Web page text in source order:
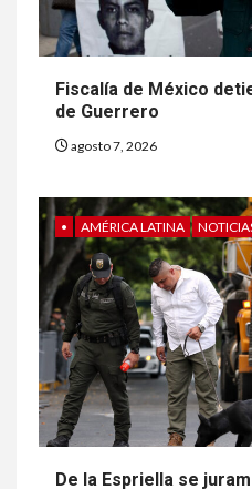
Fiscalía de México
de Guerrero
agosto 7, 2026
• AMÉRICA LATINA
De la Espriella se